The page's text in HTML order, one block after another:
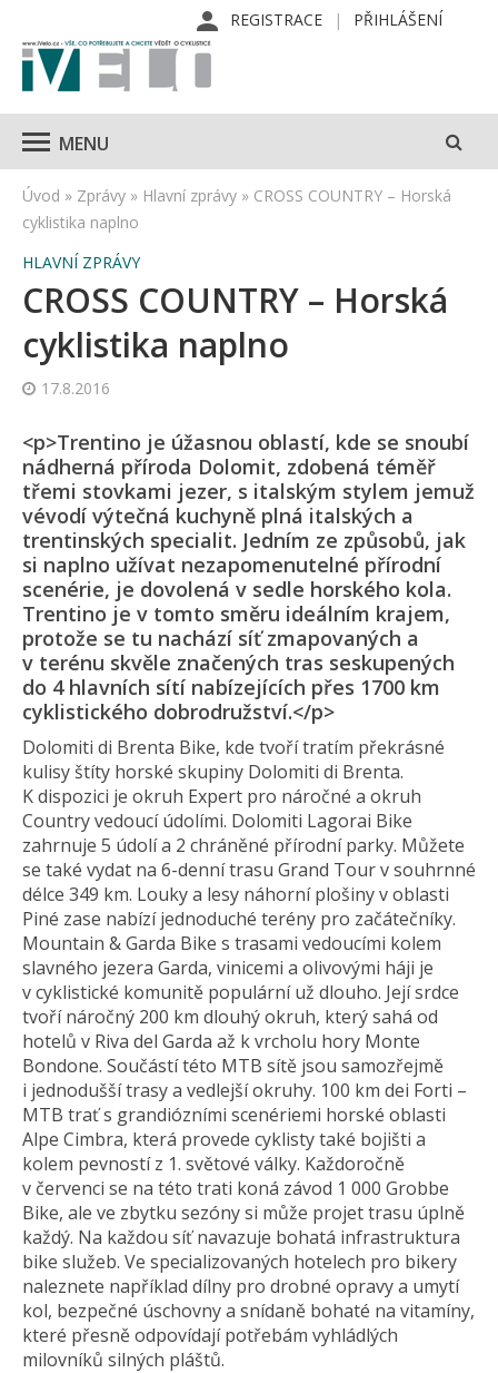
REGISTRACE PŘIHLÁŠENÍ
MENU
Úvod » Zprávy » Hlavní zprávy » CROSS COUNTRY – Horská
cyklistika naplno
HLAVNÍ ZPRÁVY
CROSS COUNTRY – Horská
cyklistika naplno
17.8.2016
<p>Trentino je úžasnou oblastí, kde se snoubí
nádherná příroda Dolomit, zdobená téměř
třemi stovkami jezer, s italským stylem jemuž
vévodí výtečná kuchyně plná italských a
trentinských specialit. Jedním ze způsobů, jak
si naplno užívat nezapomenutelné přírodní
scenérie, je dovolená v sedle horského kola.
Trentino je v tomto směru ideálním krajem,
protože se tu nachází síť zmapovaných a
v terénu skvěle značených tras seskupených
do 4 hlavních sítí nabízejících přes 1700 km
cyklistického dobrodružství.</p>
Dolomiti di Brenta Bike, kde tvoří tratím překrásné
kulisy štíty horské skupiny Dolomiti di Brenta.
K dispozici je okruh Expert pro náročné a okruh
Country vedoucí údolími. Dolomiti Lagorai Bike
zahrnuje 5 údolí a 2 chráněné přírodní parky. Můžete
se také vydat na 6-denní trasu Grand Tour v souhrnné
délce 349 km. Louky a lesy náhorní plošiny v oblasti
Piné zase nabízí jednoduché terény pro začátečníky.
Mountain & Garda Bike s trasami vedoucími kolem
slavného jezera Garda, vinicemi a olivovými háji je
v cyklistické komunitě populární už dlouho. Její srdce
tvoří náročný 200 km dlouhý okruh, který sahá od
hotelů v Riva del Garda až k vrcholu hory Monte
Bondone. Součástí této MTB sítě jsou samozřejmě
i jednodušší trasy a vedlejší okruhy. 100 km dei Forti –
MTB trať s grandiózními scenériemi horské oblasti
Alpe Cimbra, která provede cyklisty také bojišti a
kolem pevností z 1. světové války. Každoročně
v červenci se na této trati koná závod 1 000 Grobbe
Bike, ale ve zbytku sezóny si může projet trasu úplně
každý. Na každou síť navazuje bohatá infrastruktura
bike služeb. Ve specializovaných hotelech pro bikery
naleznete například dílny pro drobné opravy a umytí
kol, bezpečné úschovny a snídaně bohaté na vitamíny,
které přesně odpovídají potřebám vyhládlých
milovníků silných pláštů.